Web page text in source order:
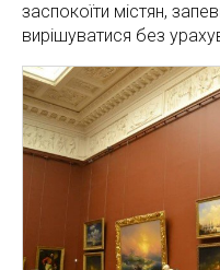
заспокоїти містян,
вирішуватися без